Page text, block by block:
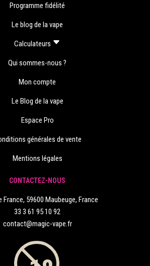
Programme fidélité
Le blog de la vape
Calculateurs
Qui sommes-nous ?
Mon compte
Le Blog de la vape
Espace Pro
générales de vente
Mentions légales
CONTACTEZ-NOUS
France, 59600 Maubeuge, France
33 3 61 95 10 92
contact@magic-vape.fr